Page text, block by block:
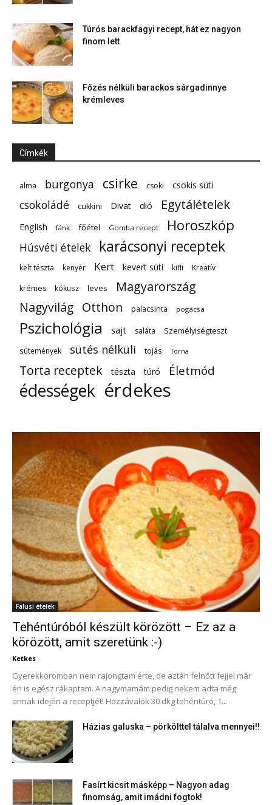
Túrós barackfagyi recept, hát ez nagyon
finom lett
Főzés nélküli barackos sárgadinnye
krémleves
Címkék
alma burgonya csirke csoki csokis süti
csokoládé cukkini Divat dió Egytálételek
English fánk főétel Gomba recept Horoszkóp
Húsvéti ételek karácsonyi receptek
kelt tészta kenyér Kert kevert süti kifli
Kreatív
krémes
kókusz leves
Magyarország
Nagyvilág Otthon palacsinta pogácsa
Pszichológia sajt saláta Személyiségteszt
sütemények sütés nélküli tojás Torna
Torta receptek tészta túró Életmód
édességek érdekes
Falusi ételek
Tehéntúróból készült körözött – Ez az a
körözött, amit szeretünk :-)
Ketkes -
Gyerekkoromban nem rajongtam érte, de aztán felnőtt fejjel már
én is egész rákaptam. A nagymamám pedig nekem adta még
annak idején a receptjét! Hozzávalók 30 dkg tehéntúró, 1...
Házias galuska – pörkölttel tálalva mennyei!!
Fasírt kicsit másképp – Nagyon adag
finomság, amit imádni fogtok!